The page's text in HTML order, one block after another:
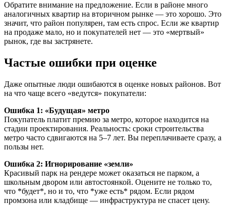
Обратите внимание на предложение. Если в районе много
аналогичных квартир на вторичном рынке — это хорошо. Это
значит, что район популярен, там есть спрос. Если же квартир
на продаже мало, но и покупателей нет — это «мертвый»
рынок, где вы застрянете.
Частые ошибки при оценке
Даже опытные люди ошибаются в оценке новых районов. Вот
на что чаще всего «ведутся» покупатели:
Ошибка 1: «Будущая» метро
Покупатель платит премию за метро, которое находится на
стадии проектирования. Реальность: сроки строительства
метро часто сдвигаются на 5–7 лет. Вы переплачиваете сразу, а
пользы нет.
Ошибка 2: Игнорирование «земли»
Красивый парк на рендере может оказаться не парком, а
школьным двором или автостоянкой. Оцените не только то,
что *будет*, но и то, что *уже есть* рядом. Если рядом
промзона или кладбище — инфраструктура не спасет цену.